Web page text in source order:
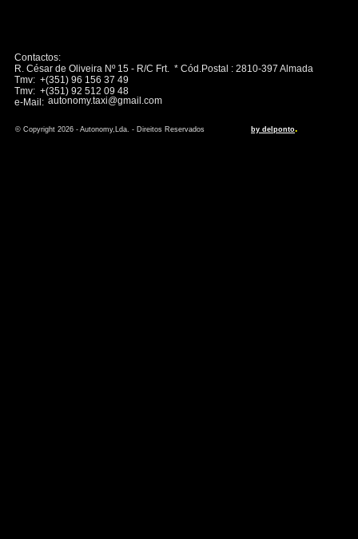
Contactos:
R. César de Oliveira Nº 15 - R/C Frt. * Cód.Postal : 2810-397 Almada
Tmv: +(351) 96 156 37 49
Tmv: +(351) 92 512 09 48
e-Mail:
© Copyright 2026 - Autonomy,Lda. - Direitos Reservados by delponto.
autonomy.taxi@gmail.com